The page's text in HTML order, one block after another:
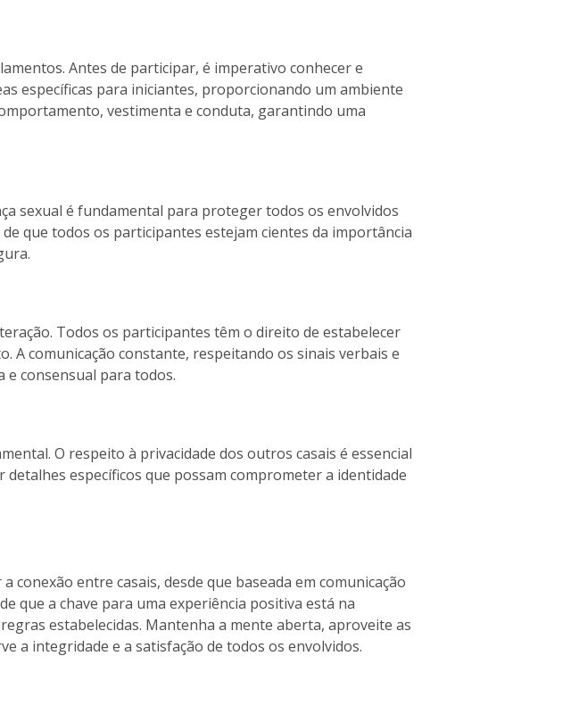
Antes de participar, é imperativo conhecer e
específicas para iniciantes, proporcionando um ambiente
vestimenta e conduta, garantindo uma
sexual é fundamental para proteger todos os envolvidos
que todos os participantes estejam cientes da importância
Todos os participantes têm o direito de estabelecer
comunicação constante, respeitando os sinais verbais e
e consensual para todos.
O respeito à privacidade dos outros casais é essencial
específicos que possam comprometer a identidade
entre casais, desde que baseada em comunicação
que a chave para uma experiência positiva está na
estabelecidas. Mantenha a mente aberta, aproveite as
a integridade e a satisfação de todos os envolvidos.